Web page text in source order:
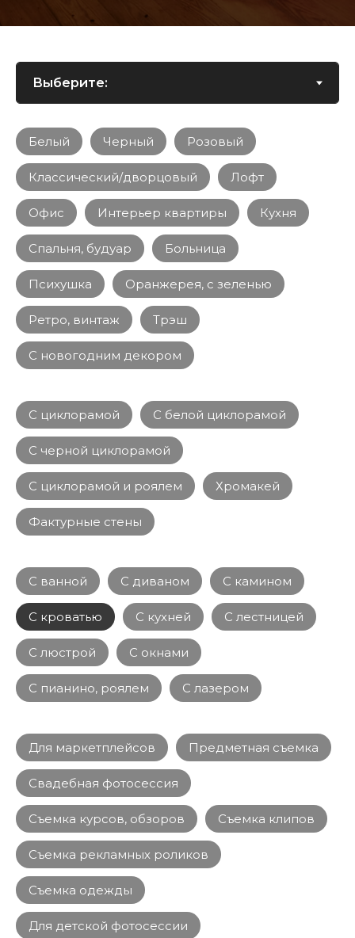
Белый Черный Розовый
Классический/дворцовый Лофт
Офис Интерьер квартиры Кухня
Спальня, будуар Больница
Психушка Оранжерея, с зеленью
Ретро, винтаж Трэш
С новогодним декором
С циклорамой С белой циклорамой
С черной циклорамой
С циклорамой и роялем Хромакей
Фактурные стены
С ванной С диваном С камином
С кроватью С кухней С лестницей
С люстрой С окнами
С пианино, роялем С лазером
Для маркетплейсов Предметная съемка
Свадебная фотосессия
Съемка курсов, обзоров Съемка клипов
Съемка рекламных роликов
Съемка одежды
Для детской фотосессии